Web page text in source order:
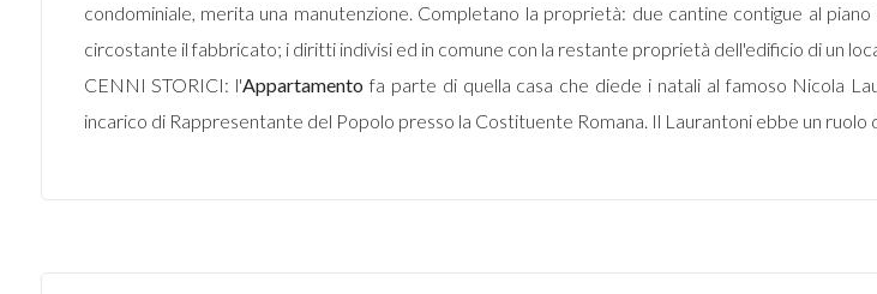
condominiale, merita una manutenzione. Completano la proprietà: due cantine contigue al
circostante il fabbricato; i diritti indivisi ed in comune con la restante proprietà dell'edificio di un
CENNI STORICI: l'Appartamento fa parte di quella casa che diede i natali al famoso Nicola
incarico di Rappresentante del Popolo presso la Costituente Romana. Il Laurantoni ebbe un ruolo